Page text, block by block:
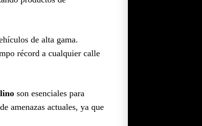
de alta gama.
récord a cualquier calle
son esenciales para
amenazas actuales, ya que